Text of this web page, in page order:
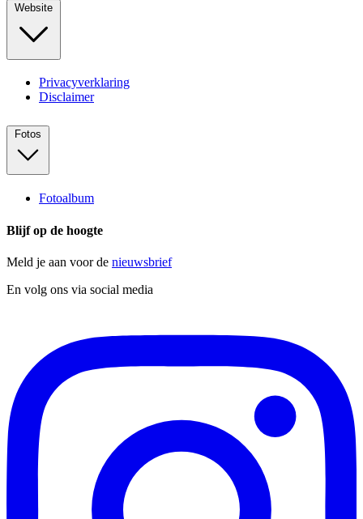
Website
Privacyverklaring
Disclaimer
Fotos
Fotoalbum
Blijf op de hoogte
Meld je aan voor de nieuwsbrief
En volg ons via social media